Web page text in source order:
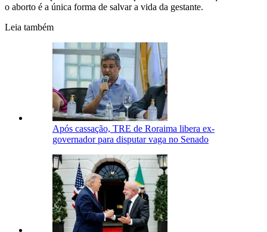
o aborto é a única forma de salvar a vida da gestante.
Leia também
Após cassação, TRE de Roraima libera ex-
governador para disputar vaga no Senado